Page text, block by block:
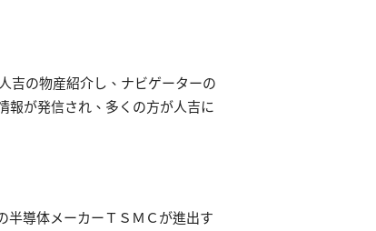
吉の物産紹介し、ナビゲーターの
報が発信され、多くの方が人吉に
半導体メーカーＴＳＭＣが進出す